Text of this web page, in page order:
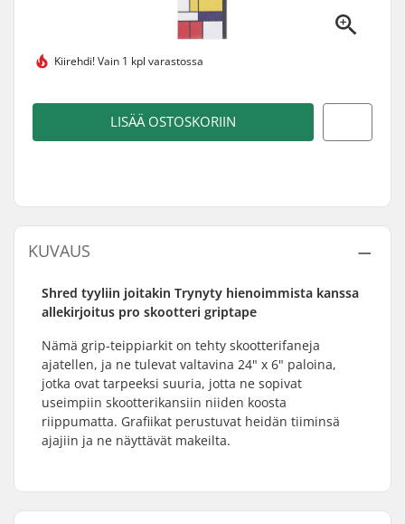
Kiirehdi!Vain 1 kpl varastossa
LISÄÄ OSTOSKORIIN
KUVAUS
Shred tyyliin joitakin Trynyty hienoimmista kanssa
allekirjoitus pro skootteri griptape
Nämä grip-teippiarkit on tehty skootterifaneja
ajatellen, ja ne tulevat valtavina 24" x 6" paloina,
jotka ovat tarpeeksi suuria, jotta ne sopivat
useimpiin skootterikansiin niiden koosta
riippumatta. Grafiikat perustuvat heidän tiiminsä
ajajiin ja ne näyttävät makeilta.